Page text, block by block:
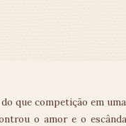
que competição em
o amor e o